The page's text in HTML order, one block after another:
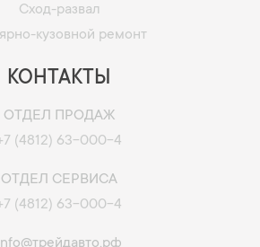
Сход-развал
кузовной ремонт
КОНТАКТЫ
ОТДЕЛ ПРОДАЖ
(4812) 63-000-4
ОТДЕЛ СЕРВИСА
(4812) 63-000-4